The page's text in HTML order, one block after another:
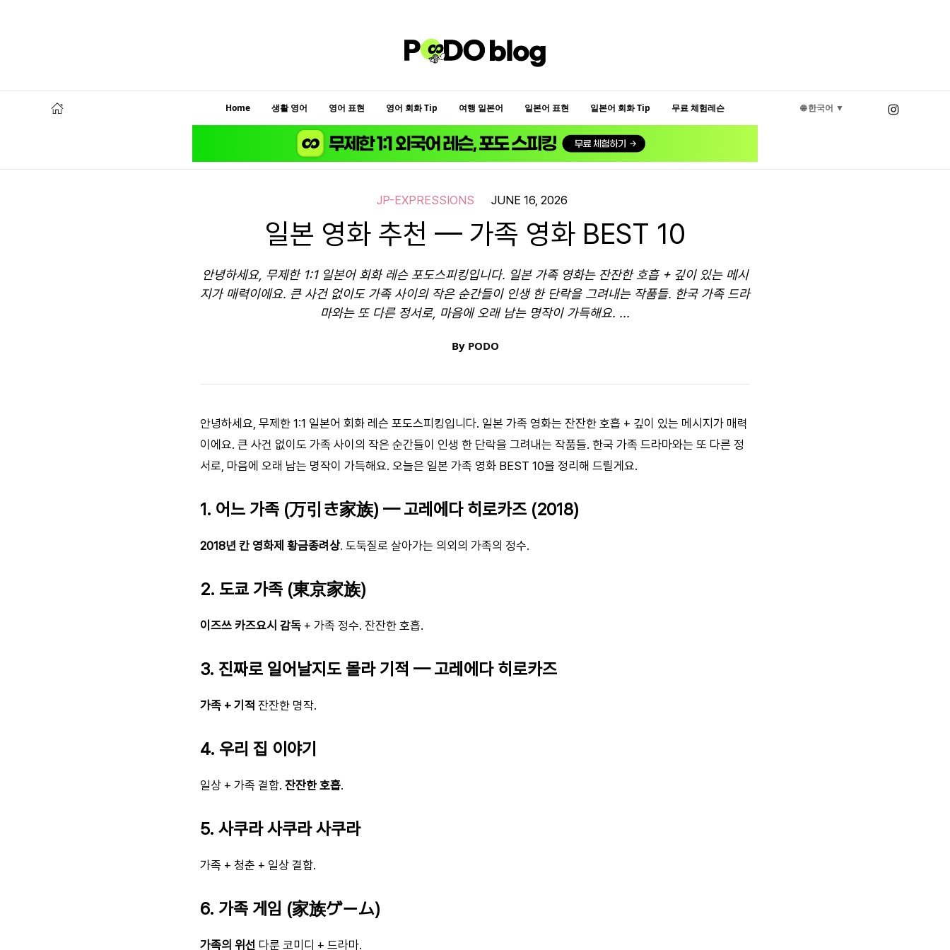
Home 생활 영어 영어 표현 영어 회화 Tip 여행 일본어 일본어 표현 일본어 회화 Tip 무료 체험레슨 🌐 한국어 ▼
JP-EXPRESSIONS JUNE 16, 2026
일본 영화 추천 — 가족 영화 BEST 10
안녕하세요, 무제한 1:1 일본어 회화 레슨 포도스피킹입니다. 일본 가족 영화는 잔잔한 호흡 + 깊이 있는 메시
지가 매력이에요. 큰 사건 없이도 가족 사이의 작은 순간들이 인생 한 단락을 그려내는 작품들. 한국 가족 드라
마와는 또 다른 정서로, 마음에 오래 남는 명작이 가득해요. ...
By PODO
안녕하세요, 무제한 1:1 일본어 회화 레슨 포도스피킹입니다. 일본 가족 영화는 잔잔한 호흡 + 깊이 있는 메시지가 매력
이에요. 큰 사건 없이도 가족 사이의 작은 순간들이 인생 한 단락을 그려내는 작품들. 한국 가족 드라마와는 또 다른 정
서로, 마음에 오래 남는 명작이 가득해요. 오늘은 일본 가족 영화 BEST 10을 정리해 드릴게요.
1. 어느 가족 (万引き家族) — 고레에다 히로카즈 (2018)
2018년 칸 영화제 황금종려상. 도둑질로 살아가는 의외의 가족의 정수.
2. 도쿄 가족 (東京家族)
이즈쓰 카즈요시 감독 + 가족 정수. 잔잔한 호흡.
3. 진짜로 일어날지도 몰라 기적 — 고레에다 히로카즈
가족 + 기적 잔잔한 명작.
4. 우리 집 이야기
일상 + 가족 결합. 잔잔한 호흡.
5. 사쿠라 사쿠라 사쿠라
가족 + 청춘 + 일상 결합.
6. 가족 게임 (家族ゲーム)
가족의 위선 다룬 코미디 + 드라마.